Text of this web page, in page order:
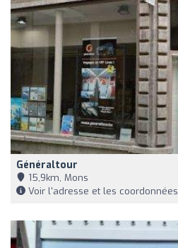
Généraltour
15,9km, Mons
Voir l'adresse et les coordonnées